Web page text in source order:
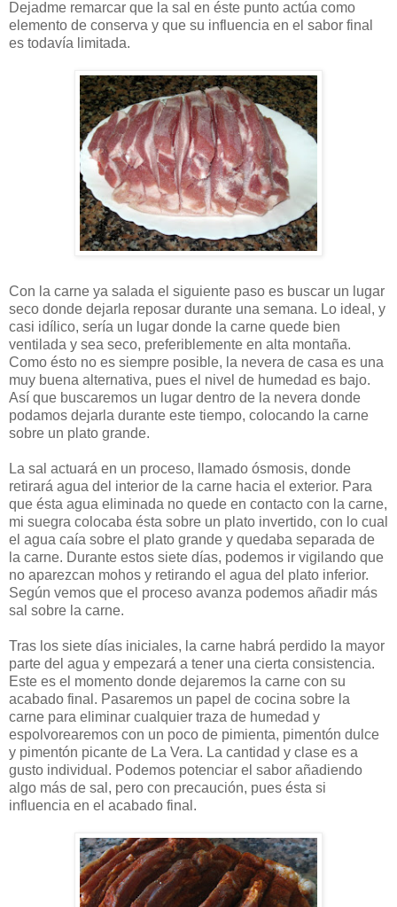
Dejadme remarcar que la sal en éste punto actúa como
elemento de conserva y que su influencia en el sabor final
es todavía limitada.
Con la carne ya salada el siguiente paso es buscar un lugar
seco donde dejarla reposar durante una semana. Lo ideal, y
casi idílico, sería un lugar donde la carne quede bien
ventilada y sea seco, preferiblemente en alta montaña.
Como ésto no es siempre posible, la nevera de casa es una
muy buena alternativa, pues el nivel de humedad es bajo.
Así que buscaremos un lugar dentro de la nevera donde
podamos dejarla durante este tiempo, colocando la carne
sobre un plato grande.
La sal actuará en un proceso, llamado ósmosis, donde
retirará agua del interior de la carne hacia el exterior. Para
que ésta agua eliminada no quede en contacto con la carne,
mi suegra colocaba ésta sobre un plato invertido, con lo cual
el agua caía sobre el plato grande y quedaba separada de
la carne. Durante estos siete días, podemos ir vigilando que
no aparezcan mohos y retirando el agua del plato inferior.
Según vemos que el proceso avanza podemos añadir más
sal sobre la carne.
Tras los siete días iniciales, la carne habrá perdido la mayor
parte del agua y empezará a tener una cierta consistencia.
Este es el momento donde dejaremos la carne con su
acabado final. Pasaremos un papel de cocina sobre la
carne para eliminar cualquier traza de humedad y
espolvorearemos con un poco de pimienta, pimentón dulce
y pimentón picante de La Vera. La cantidad y clase es a
gusto individual. Podemos potenciar el sabor añadiendo
algo más de sal, pero con precaución, pues ésta si
influencia en el acabado final.